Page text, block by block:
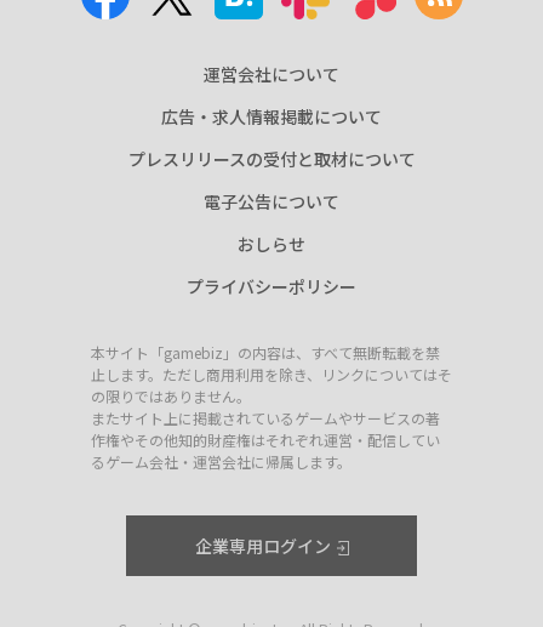
運営会社について
広告・求人情報掲載について
プレスリリースの受付と取材について
電子公告について
おしらせ
プライバシーポリシー
本サイト「gamebiz」の内容は、すべて無断転載を禁
止します。ただし商用利用を除き、リンクについてはそ
の限りではありません。
またサイト上に掲載されているゲームやサービスの著
作権やその他知的財産権はそれぞれ運営・配信してい
るゲーム会社・運営会社に帰属します。
企業専用ログイン